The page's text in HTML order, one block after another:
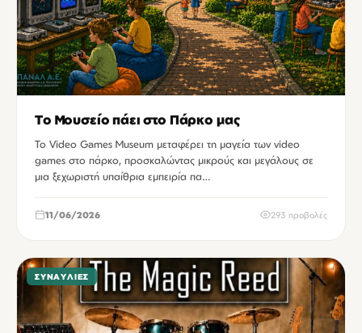
Το Μουσείο πάει στο Πάρκο μας
Το Video Games Museum μεταφέρει τη μαγεία των video
games στο πάρκο, προσκαλώντας μικρούς και μεγάλους σε
μια ξεχωριστή υπαίθρια εμπειρία πα…
11/06/2026 293 προβολές
ΣΥΝΑΥΛΊΕΣ